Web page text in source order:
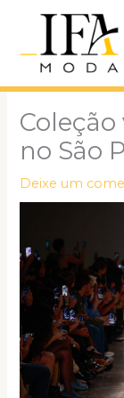
conteúdo
Coleção
no São
Deixe um